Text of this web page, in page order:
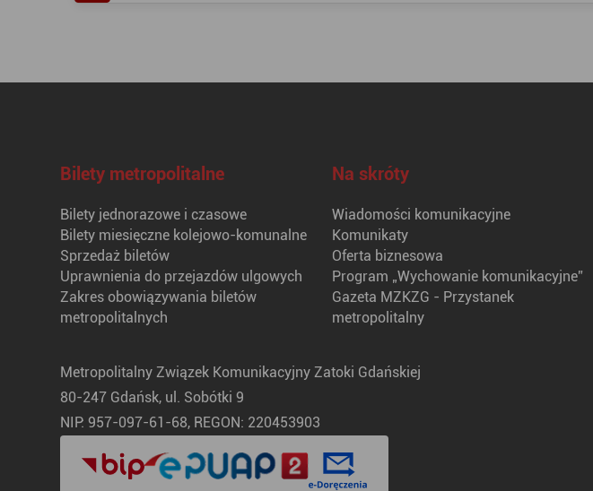
Bilety metropolitalne
Bilety jednorazowe i czasowe
Bilety miesięczne kolejowo-komunalne
Sprzedaż biletów
Uprawnienia do przejazdów ulgowych
Zakres obowiązywania biletów
metropolitalnych
Na skróty
Wiadomości komunikacyjne
Komunikaty
Oferta biznesowa
Program „Wychowanie komunikacyjne”
Gazeta MZKZG - Przystanek
metropolitalny
Metropolitalny Związek Komunikacyjny Zatoki Gdańskiej
80-247 Gdańsk, ul. Sobótki 9
NIP: 957-097-61-68, REGON: 220453903